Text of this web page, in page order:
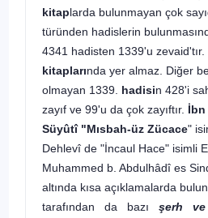
kitaplarda bulunmayan çok
türünden hadislerin
4341 hadisten 1339'u zevaid'tır.
kitaplarında yer almaz. Diğer
olmayan 1339. hadisin 428'i
zayıf ve 99'u da çok zayıftır. İbn
Süyûtî "Mısbah-üz Zücace"
Dehlevî de "İncaul Hace" isimli
Muhammed b. Abdulhâdî es
altında kısa açıklamalarda
tarafından da bazı şerh ve